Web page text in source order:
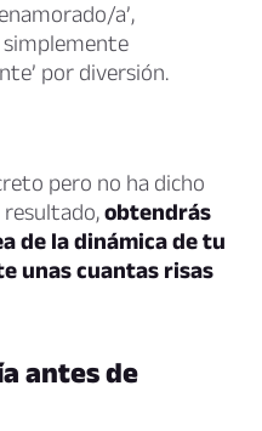
a’,
simplemente
por diversión.
pero no ha dicho
resultado,obtendrás
de la dinámica de tu
unas cuantas risas
antes de